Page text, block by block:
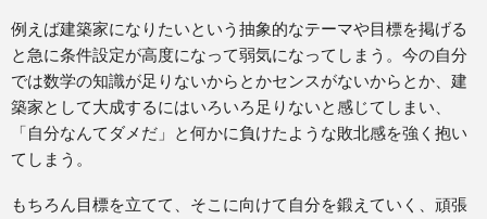
例えば建築家になりたいという抽象的なテーマや目標を掲げる
と急に条件設定が高度になって弱気になってしまう。今の自分
では数学の知識が足りないからとかセンスがないからとか、建
築家として大成するにはいろいろ足りないと感じてしまい、
「自分なんてダメだ」と何かに負けたような敗北感を強く抱い
てしまう。
もちろん目標を立てて、そこに向けて自分を鍛えていく、頑張